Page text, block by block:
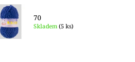
70
Skladem(5 ks)